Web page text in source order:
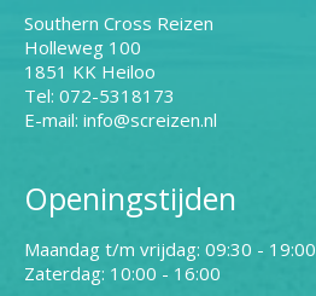
Southern Cross Reizen
Holleweg 100
1851 KK Heiloo
Tel: 072-5318173
E-mail: info@screizen.nl
Openingstijden
Maandag t/m vrijdag: 09:30 - 19:00
Zaterdag: 10:00 - 16:00